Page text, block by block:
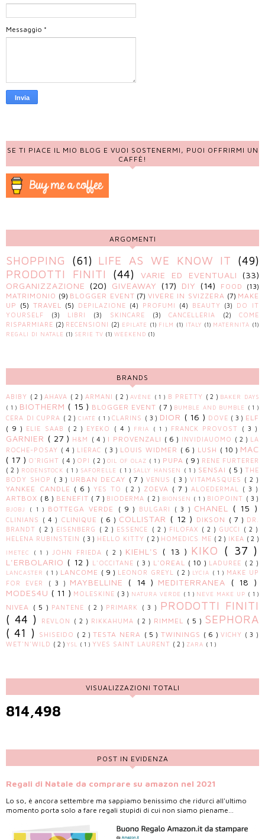
Messaggio *
SE TI PIACE IL MIO BLOG E VUOI SOSTENERMI, PUOI OFFRIRMI UN
CAFFÈ!
ARGOMENTI
SHOPPING (61) LIFE AS WE KNOW IT
(49)
PRODOTTI FINITI
(44) VARIE ED EVENTUALI
(33)
ORGANIZZAZIONE
(20) GIVEAWAY (17) DIY (14) FOOD
(13)
MATRIMONIO (9) BLOGGER EVENT (7) VIVERE IN SVIZZERA (7) MAKE
UP (5) TRAVEL (5) DEPILAZIONE (4) PROFUMI (4) BEAUTY (3)
DO IT
YOURSELF
(3) LIBRI (3) SKINCARE (3) CANCELLERIA (2)
COME
RISPARMIARE (2) RECENSIONI (2) EPILATE (1) FILM (1) ITALY (1) MATERNITÀ (1)
REGALI DI NATALE (1) SERIE TV (1) WEEKEND (1)
BRANDS
ABIBY ( 2 ) AHAVA ( 2 ) ARMANI ( 2 ) AVÈNE ( 1 ) B PRETTY ( 2 ) BAKER DAYS
( 1 ) BIOTHERM ( 15 ) BLOGGER EVENT ( 7 ) BUMBLE AND BUMBLE ( 1 )
CERA DI CUPRA ( 2 ) CIATÈ ( 1 )CLARINS ( 3 ) DIOR ( 16 ) DOVE ( 3 ) ELF
( 9 )
ELIE SAAB ( 2 ) EYEKO ( 4 ) FRIA ( 1 ) FRANCK PROVOST ( 3 )
GARNIER ( 27 ) H&M ( 4 ) I PROVENZALI ( 6 ) INVIDIAUOMO ( 2 )
LA
ROCHE-POSAY ( 4 ) LIERAC ( 3 ) LOUIS WIDMER ( 6 ) LUSH ( 10 ) MAC
( 17 ) O'RIGHT ( 4 ) OPI ( 2 )OIL OF OLAZ ( 1 ) PUPA ( 9 ) RENE FURTERER
( 2 ) RODENSTOCK ( 1 ) SAFORELLE ( 1 ) SALLY HANSEN ( 1 ) SENSAI ( 5 )THE
BODY SHOP ( 3 ) URBAN DECAY ( 7 ) VENUS ( 3 ) VITAMASQUES ( 2 )
YANKEE CANDLE ( 6 ) YES TO ( 2 ) ZOEVA ( 7 ) ALOEDERMAL ( 3 )
ARTBOX ( 8 ) BENEFIT ( 7 ) BIODERMA ( 2 ) BIONSEN ( 1 ) BIOPOINT ( 3 )
BJOBJ ( 1 ) BOTTEGA VERDE ( 9 ) BULGARI ( 3 ) CHANEL ( 15 )
CLINIANS ( 4 ) CLINIQUE ( 6 ) COLLISTAR ( 12 ) DIKSON ( 7 )
DR.
BRANDT ( 2 ) EISENBERG ( 2 ) ESSENCE ( 2 ) FILOFAX ( 2 ) GUCCI ( 2 )
HELENA RUBINSTEIN
( 3 ) HELLO KITTY ( 2 ) HOMEDICS ME ( 2 ) IKEA ( 2 )
IMETEC ( 1 ) JOHN FRIEDA ( 2 ) KIEHL'S ( 13 ) KIKO ( 37 )
L'ERBOLARIO ( 12 ) L'OCCITANE ( 3 ) L'OREAL ( 10 ) LADUREE ( 2 )
LANCASTER ( 1 ) LANCOME ( 9 ) LEONOR GREYL ( 2 ) LYCIA ( 1 )
MAKE UP
FOR EVER
( 3 ) MAYBELLINE ( 14 ) MEDITERRANEA ( 18 )
MODES4U ( 11 ) MOLESKINE ( 3 ) NATURA VERDE ( 1 ) NEVE MAKE UP ( 1 )
NIVEA ( 5 ) PANTENE ( 2 ) PRIMARK ( 3 )
PRODOTTI FINITI
( 44 )
REVLON ( 2 ) RIKKAHUMA ( 2 ) RIMMEL ( 5 ) SEPHORA
( 41 )
SHISEIDO ( 2 )TESTA NERA ( 5 ) TWININGS ( 6 ) VICHY ( 3 )
WET'N'WILD ( 2 ) YSL ( 1 ) YVES SAINT LAURENT ( 2 ) ZARA ( 1 )
VISUALIZZAZIONI TOTALI
814,498
POST IN EVIDENZA
Regali di Natale da comprare su amazon nel 2021
Lo so, è ancora settembre ma sappiamo benissimo che ridurci all'ultimo
momento porta solo a fare regali stupidi di cui non siamo piename...